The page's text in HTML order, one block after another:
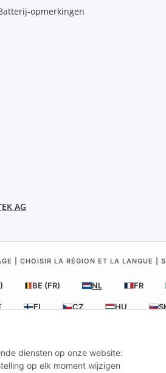
diensten op onze website:
op elk moment wijzigen
opmerkingen
AG
| CHOISIR LA RÉGION ET LA LANGUE |
BE (FR) NL FR
FI CZ HU
en onderdelen voor
| BTW (DE): DE354251646